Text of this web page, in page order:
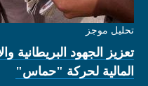
تحليل موجز
تعزيز الجهود البريطانية
المالية لحركة "حماس"